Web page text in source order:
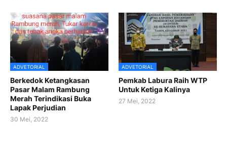
ADVETORIAL
Berkedok Ketangkasan
Pasar Malam Rambung
Merah Terindikasi Buka
Lapak Perjudian
30 Mei, 2022
ADVETORIAL
Pemkab Labura Raih WTP
Untuk Ketiga Kalinya
27 Mei, 2022